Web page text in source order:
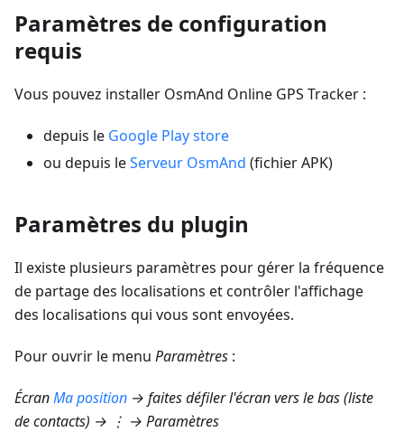
Paramètres de configuration
requis
Vous pouvez installer OsmAnd Online GPS Tracker :
depuis le Google Play store
ou depuis leServeur OsmAnd (fichier APK)
Paramètres du plugin
Il existe plusieurs paramètres pour gérer la fréquence
de partage des localisations et contrôler l'affichage
des localisations qui vous sont envoyées.
Pour ouvrir le menu Paramètres :
ÉcranMa position → faites défiler l'écran vers le bas (liste
de contacts) → ⋮ → Paramètres